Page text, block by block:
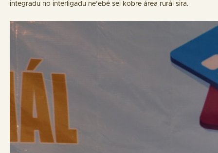
integradu no interligadu ne’ebé sei kobre área rurál sira.